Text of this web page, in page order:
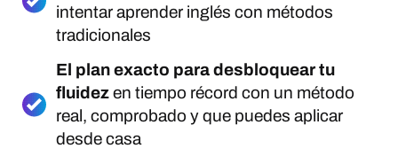
intentar aprender inglés con métodos
tradicionales
El plan exacto para desbloquear tu
fluidezen tiempo récord con un método
real, comprobado y que puedes aplicar
desde casa